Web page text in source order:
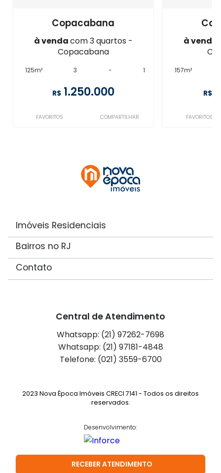
RECEBER ATENDIMENTO
Copacabana
à vendacom 3 quartos -
Copacabana
125m² 3 - 1
R$ 1.250.000
FAVORITOS COMPARTILHAR
à venda
157m²
R$
FAVORITOS
Imóveis Residenciais
Bairros no RJ
Contato
Central de Atendimento
Whatsapp: (21) 97262-7698
Whatsapp: (21) 97181-4848
Telefone: (021) 3559-6700
2023 Nova Época Imóveis CRECI 7141 - Todos os direitos
reservados.
Desenvolvimento: